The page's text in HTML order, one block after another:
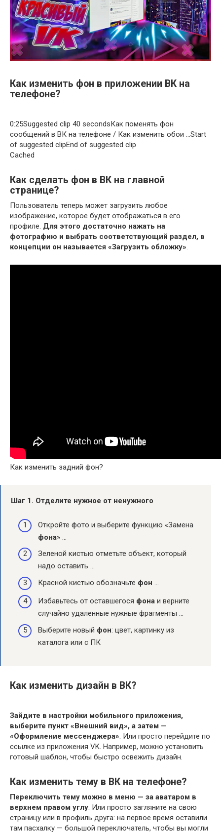
Как изменить фон в приложении ВК на
телефоне?
0:25Suggested clip 40 secondsКак поменять фон
сообщений в ВК на телефоне / Как изменить обои …Start
of suggested clipEnd of suggested clip
Cached
Как сделать фон в ВК на главной
странице?
Пользователь теперь может загрузить любое
изображение, которое будет отображаться в его
профиле. Для этого достаточно нажать на
фотографию и выбрать соответствующий раздел, в
концепции он называется «Загрузить обложку».
Как изменить задний фон?
Шаг 1. Отделите нужное от ненужного
Откройте фото и выберите функцию «Замена
фона» …
Зеленой кистью отметьте объект, который
надо оставить …
Красной кистью обозначьте фон …
Избавьтесь от оставшегося фона и верните
случайно удаленные нужные фрагменты …
Выберите новый фон: цвет, картинку из
каталога или с ПК
Как изменить дизайн в ВК?
Зайдите в настройки мобильного приложения,
выберите пункт «Внешний вид», а затем —
«Оформление мессенджера». Или просто перейдите по
ссылке из приложения VK. Например, можно установить
готовый шаблон, чтобы быстро освежить дизайн.
Как изменить тему в ВК на телефоне?
Переключить тему можно в меню — за аватаром в
верхнем правом углу. Или просто загляните на свою
страницу или в профиль друга: на первое время оставили
там пасхалку — большой переключатель, чтобы вы могли